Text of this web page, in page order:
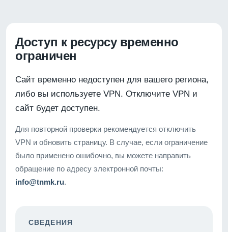
Доступ к ресурсу временно
ограничен
Сайт временно недоступен для вашего региона,
либо вы используете VPN. Отключите VPN и
сайт будет доступен.
Для повторной проверки рекомендуется отключить
VPN и обновить страницу. В случае, если ограничение
было применено ошибочно, вы можете направить
обращение по адресу электронной почты:
info@tnmk.ru.
СВЕДЕНИЯ